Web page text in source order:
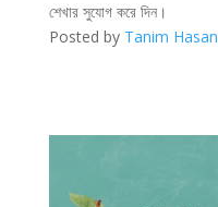
শেখার সুযোগ করে দিন।
Posted by Tanim Hasan